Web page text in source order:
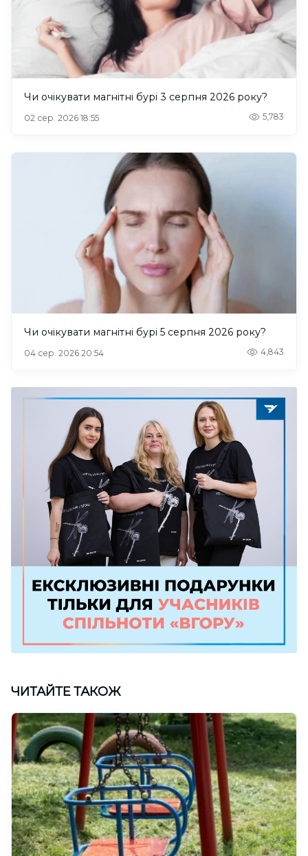
Чи очікувати магнітні бурі 3 серпня 2026 року?
02 сер. 2026 18:55 5,783
Чи очікувати магнітні бурі 5 серпня 2026 року?
04 сер. 2026 20:54 4,843
ЧИТАЙТЕ ТАКОЖ